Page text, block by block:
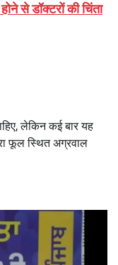
से डॉक्टरों की चिंता
लेकिन कई बार यह
फूल स्थित अग्रवाल